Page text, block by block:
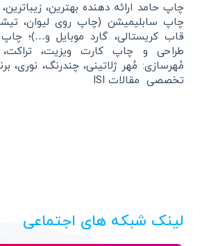
چاپ حامد ارائه دهنده بهترین،
چاپ سابلیمیشن (چاپ روی لیوان،
قاب کریستالی، گارد موبایل و…)؛
طراحی و چاپ کارت ویزیت، تراکت،
مُهرسازی: مُهر ژلاتینی، چندرنگ، نوری،
تخصصی مقالات ISI
لینک شبکه های اجتماعی